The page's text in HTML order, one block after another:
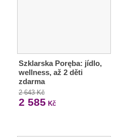
Szklarska Poręba: jídlo,
wellness, až 2 děti
zdarma
2 643 Kč
2 585 Kč